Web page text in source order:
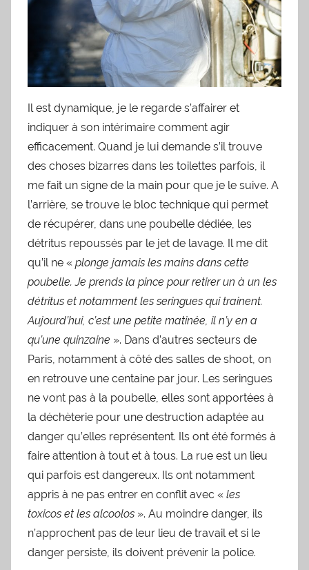
Il est dynamique, je le regarde s’affairer et
indiquer à son intérimaire comment agir
efficacement. Quand je lui demande s’il trouve
des choses bizarres dans les toilettes parfois, il
me fait un signe de la main pour que je le suive. A
l’arrière, se trouve le bloc technique qui permet
de récupérer, dans une poubelle dédiée, les
détritus repoussés par le jet de lavage. Il me dit
qu’il ne « plonge jamais les mains dans cette
poubelle. Je prends la pince pour retirer un à un les
détritus et notamment les seringues qui trainent.
Aujourd’hui, c’est une petite matinée, il n’y en a
qu’une quinzaine ». Dans d’autres secteurs de
Paris, notamment à côté des salles de shoot, on
en retrouve une centaine par jour. Les seringues
ne vont pas à la poubelle, elles sont apportées à
la déchèterie pour une destruction adaptée au
danger qu’elles représentent. Ils ont été formés à
faire attention à tout et à tous. La rue est un lieu
qui parfois est dangereux. Ils ont notamment
appris à ne pas entrer en conflit avec « les
toxicos et les alcoolos ». Au moindre danger, ils
n’approchent pas de leur lieu de travail et si le
danger persiste, ils doivent prévenir la police.